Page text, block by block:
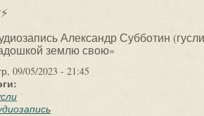
Александр Субботин
землю свою»
09/05/2023 - 21:45